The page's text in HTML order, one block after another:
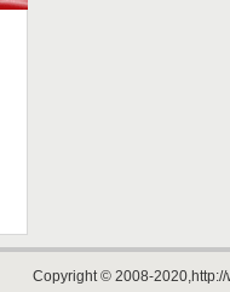
Copyright © 2008-